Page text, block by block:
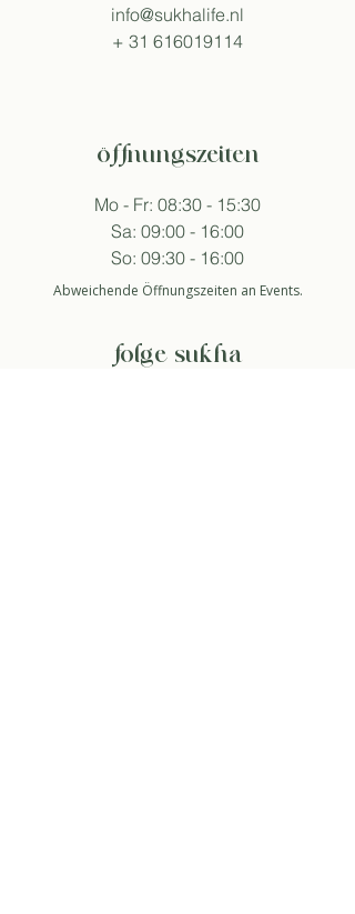
info@sukhalife.nl
+ 31 616019114
öffnungszeiten
Mo - Fr: 08:30 - 15:30
Sa: 09:00 - 16:00
So: 09:30 - 16:00
Abweichende Öffnungszeiten an Events.
folge sukha